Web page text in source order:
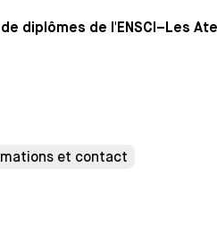
diplômes de l'ENSCI–Les
et contact